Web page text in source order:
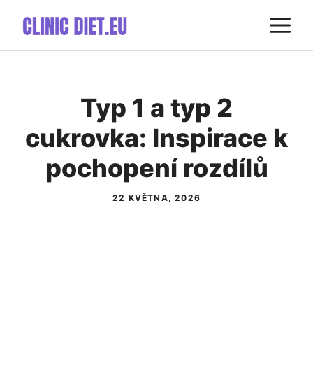
obsah
Typ 1 a typ 2
cukrovka: Inspirace k
pochopení rozdílů
22 KVĚTNA, 2026